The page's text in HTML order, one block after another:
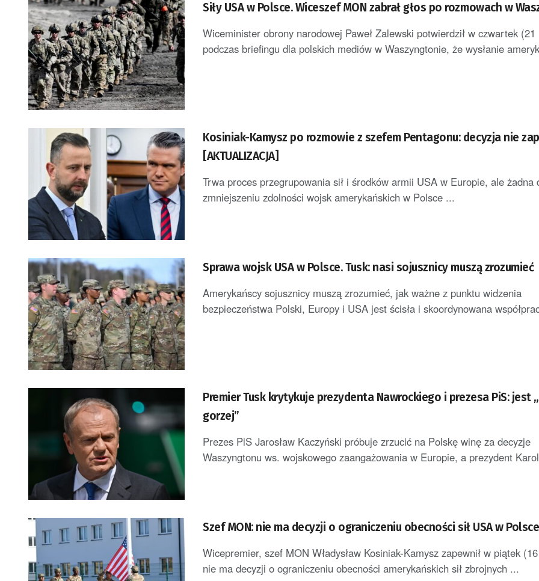
Siły USA w Polsce. Wiceszef MON zabrał głos po rozmowach w
Wiceminister obrony narodowej Paweł Zalewski potwierdził w czwartek (21
podczas briefingu dla polskich mediów w Waszyngtonie, że wysłanie
Kosiniak-Kamysz po rozmowie z szefem Pentagonu: decyzja nie
[AKTUALIZACJA]
Trwa proces przegrupowania sił i środków armii USA w Europie, ale żadna
zmniejszeniu zdolności wojsk amerykańskich w Polsce ...
Sprawa wojsk USA w Polsce. Tusk: nasi sojusznicy muszą zrozumieć
Amerykańscy sojusznicy muszą zrozumieć, jak ważne z punktu widzenia
bezpieczeństwa Polski, Europy i USA jest ścisła i skoordynowana
Premier Tusk krytykuje prezydenta Nawrockiego i prezesa PiS: jest
gorzej”
Prezes PiS Jarosław Kaczyński próbuje zrzucić na Polskę winę za decyzje
Waszyngtonu ws. wojskowego zaangażowania w Europie, a prezydent
Szef MON: nie ma decyzji o ograniczeniu obecności sił USA w Polsce
Wicepremier, szef MON Władysław Kosiniak-Kamysz zapewnił w piątek
nie ma decyzji o ograniczeniu obecności amerykańskich sił zbrojnych ...